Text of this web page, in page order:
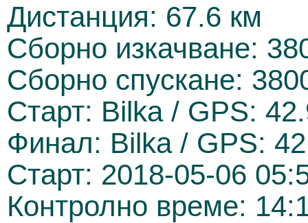
Дистанция: 67.6 км
Сборно изкачване:
Сборно спускане:
Старт: Bilka / GPS:
Финал: Bilka / GPS:
Старт: 2018-05-06
Контролно време: